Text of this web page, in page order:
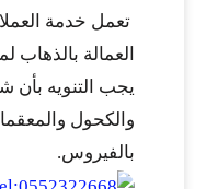
تعمل خدمة
العمالة
يجب التنويه بأن
والكحول
بالفيروس.